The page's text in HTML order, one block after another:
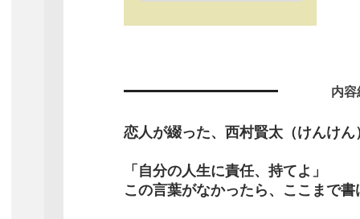
内容
恋人が綴った、西村賢太（けんけん
「自分の人生に責任、持てよ」
この言葉がなかったら、ここまで